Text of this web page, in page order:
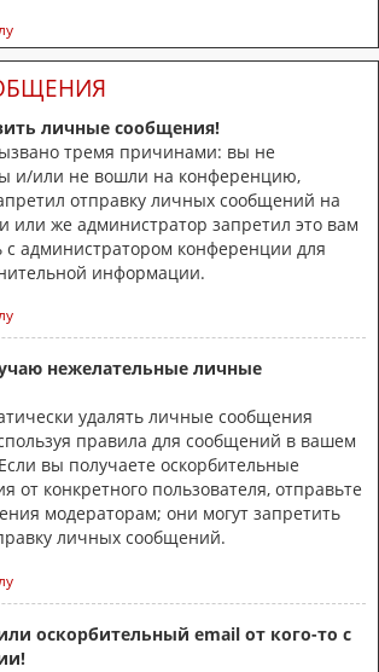
личные сообщения!
тремя причинами: вы не
и/или не вошли на конференцию,
отправку личных сообщений на
или же администратор запретил это вам
с администратором конференции для
информации.
нежелательные личные
удалять личные сообщения
правила для сообщений в вашем
вы получаете оскорбительные
от конкретного пользователя, отправьте
модераторам; они могут запретить
личных сообщений.
оскорбительный email от кого-то с